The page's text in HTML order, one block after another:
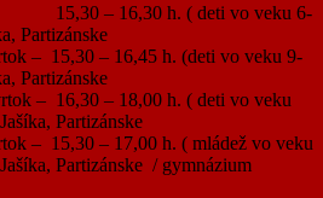
– 16,30 h. ( deti vo veku 6-
Partizánske
– 15,30 – 16,45 h. (deti vo veku 9-
Partizánske
– 16,30 – 18,00 h. ( deti vo veku
Partizánske
– 15,30 – 17,00 h. ( mládež vo veku
Partizánske / gymnázium